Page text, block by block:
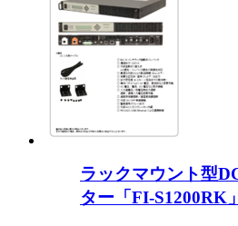
ラックマウント型
ター「FI-S1200RK